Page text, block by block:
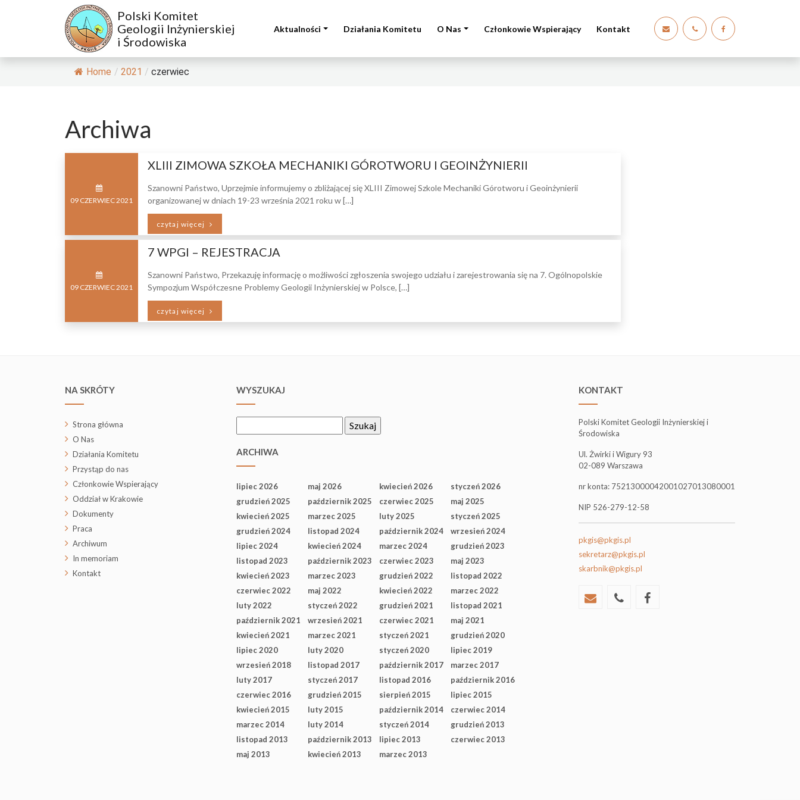
Polski Komitet
Geologii Inżynierskiej
i Środowiska
Aktualności Działania Komitetu O Nas Członkowie Wspierający Kontakt
Home / 2021 / czerwiec
Archiwa
09 CZERWIEC2021
XLIII ZIMOWA SZKOŁA MECHANIKI GÓROTWORU I GEOINŻYNIERII
Szanowni Państwo, Uprzejmie informujemy o zbliżającej się XLIII Zimowej Szkole Mechaniki Górotworu i Geoinżynierii
organizowanej w dniach 19-23 września 2021 roku w […]
czytaj więcej
09 CZERWIEC2021
7 WPGI – REJESTRACJA
Szanowni Państwo, Przekazuję informację o możliwości zgłoszenia swojego udziału i zarejestrowania się na 7. Ogólnopolskie
Sympozjum Współczesne Problemy Geologii Inżynierskiej w Polsce, […]
czytaj więcej
NA SKRÓTY
Strona główna
O Nas
Działania Komitetu
Przystąp do nas
Członkowie Wspierający
Oddział w Krakowie
Dokumenty
Praca
Archiwum
In memoriam
Kontakt
WYSZUKAJ
ARCHIWA
lipiec 2026 maj 2026 kwiecień 2026
styczeń 2026
grudzień 2025
październik 2025 czerwiec 2025
maj 2025
kwiecień 2025
marzec 2025 luty 2025
styczeń 2025
grudzień 2024
listopad 2024 październik 2024
wrzesień 2024
lipiec 2024
kwiecień 2024 marzec 2024
grudzień 2023
listopad 2023
październik 2023 czerwiec 2023
maj 2023
kwiecień 2023
marzec 2023 grudzień 2022
listopad 2022
czerwiec 2022
maj 2022 kwiecień 2022
marzec 2022
luty 2022
styczeń 2022 grudzień 2021
listopad 2021
październik 2021
wrzesień 2021 czerwiec 2021
maj 2021
kwiecień 2021
marzec 2021 styczeń 2021
grudzień 2020
lipiec 2020
luty 2020 styczeń 2020
lipiec 2019
wrzesień 2018
listopad 2017 październik 2017
marzec 2017
luty 2017
styczeń 2017 listopad 2016
październik 2016
czerwiec 2016
grudzień 2015 sierpień 2015
lipiec 2015
kwiecień 2015
luty 2015 październik 2014
czerwiec 2014
marzec 2014
luty 2014 styczeń 2014
grudzień 2013
listopad 2013
październik 2013 lipiec 2013
czerwiec 2013
maj 2013
kwiecień 2013 marzec 2013
KONTAKT
Polski Komitet Geologii Inżynierskiej i
Środowiska
Ul. Żwirki i Wigury 93
02-089 Warszawa
nr konta: 75213000042001027013080001
NIP 526-279-12-58
pkgis@pkgis.pl
sekretarz@pkgis.pl
skarbnik@pkgis.pl